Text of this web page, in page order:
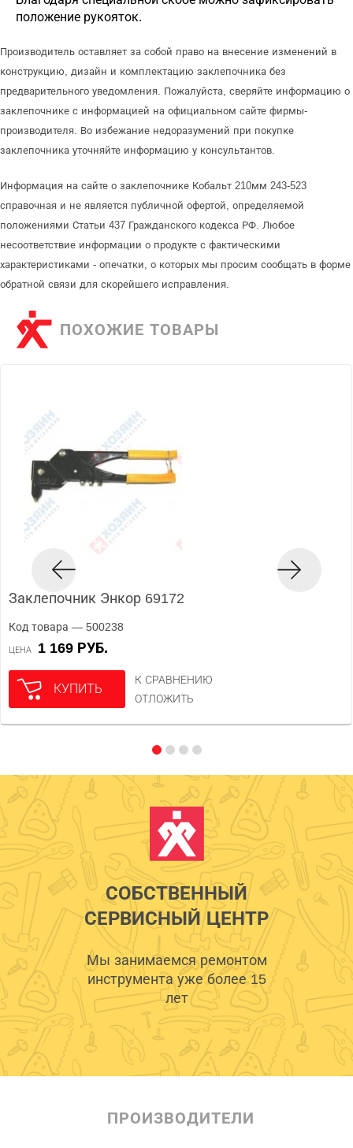
положение рукояток.
Производитель оставляет за собой право на внесение изменений в
конструкцию, дизайн и комплектацию заклепочника без
предварительного уведомления. Пожалуйста, сверяйте информацию о
заклепочнике с информацией на официальном сайте фирмы-
производителя. Во избежание недоразумений при покупке
заклепочника уточняйте информацию у консультантов.
Информация на сайте о заклепочнике Кобальт 210мм 243-523
справочная и не является публичной офертой, определяемой
положениями Статьи 437 Гражданского кодекса РФ. Любое
несоответствие информации о продукте с фактическими
характеристиками - опечатки, о которых мы просим сообщать в форме
обратной связи для скорейшего исправления.
ПОХОЖИЕ ТОВАРЫ
Заклепочник Энкор 69172
Код товара — 500238
ЦЕНА 1 169 РУБ.
КУПИТЬ
К СРАВНЕНИЮ
ОТЛОЖИТЬ
СОБСТВЕННЫЙ
СЕРВИСНЫЙ ЦЕНТР
Мы занимаемся ремонтом
инструмента уже более 15
лет
ПРОИЗВОДИТЕЛИ